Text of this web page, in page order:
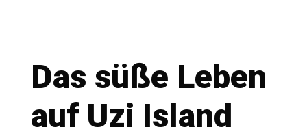
Das süße Leben
auf Uzi Island